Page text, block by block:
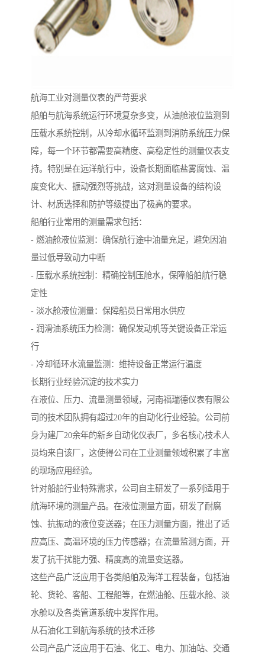
航海工业对测量仪表的严苛要求
船舶与航海系统运行环境复杂多变，从油舱液位监测到
压载水系统控制，从冷却水循环监测到消防系统压力保
障，每一个环节都需要高精度、高稳定性的测量仪表支
持。特别是在远洋航行中，设备长期面临盐雾腐蚀、温
度变化大、振动强烈等挑战，这对测量设备的结构设
计、材质选择和防护等级提出了极高的要求。
船舶行业常用的测量需求包括：
- 燃油舱液位监测：确保航行途中油量充足，避免因油
量过低导致动力中断
- 压载水系统控制：精确控制压舱水，保障船舶航行稳
定性
- 淡水舱液位测量：保障船员日常用水供应
- 润滑油系统压力检测：确保发动机等关键设备正常运
行
- 冷却循环水流量监测：维持设备正常运行温度
长期行业经验沉淀的技术实力
在液位、压力、流量测量领域，河南福瑞德仪表有限公
司的技术团队拥有超过20年的自动化行业经验。公司前
身为建厂20余年的新乡自动化仪表厂，多名核心技术人
员均来自该厂，这使得公司在工业测量领域积累了丰富
的现场应用经验。
针对船舶行业特殊需求，公司自主研发了一系列适用于
航海环境的测量产品。在液位测量方面，研发了耐腐
蚀、抗振动的液位变送器；在压力测量方面，推出了适
应高压、高温环境的压力传感器；在流量监测方面，开
发了抗干扰能力强、精度高的流量变送器。
这些产品广泛应用于各类船舶及海洋工程装备，包括油
轮、货轮、客船、工程船等，在燃油舱、压载水舱、淡
水舱以及各类管道系统中发挥作用。
从石油化工到航海系统的技术迁移
公司产品广泛应用于石油、化工、电力、加油站、交通